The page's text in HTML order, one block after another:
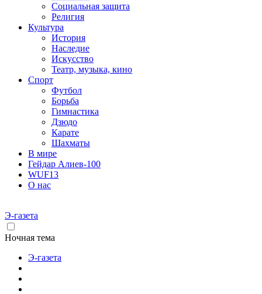
Социальная защита
Религия
Культура
История
Наследие
Искусство
Театр, музыка, кино
Спорт
Футбол
Борьба
Гимнастика
Дзюдо
Карате
Шахматы
В мире
Гейдар Алиев-100
WUF13
О нас
Э-газета
Ночная тема
Э-газета